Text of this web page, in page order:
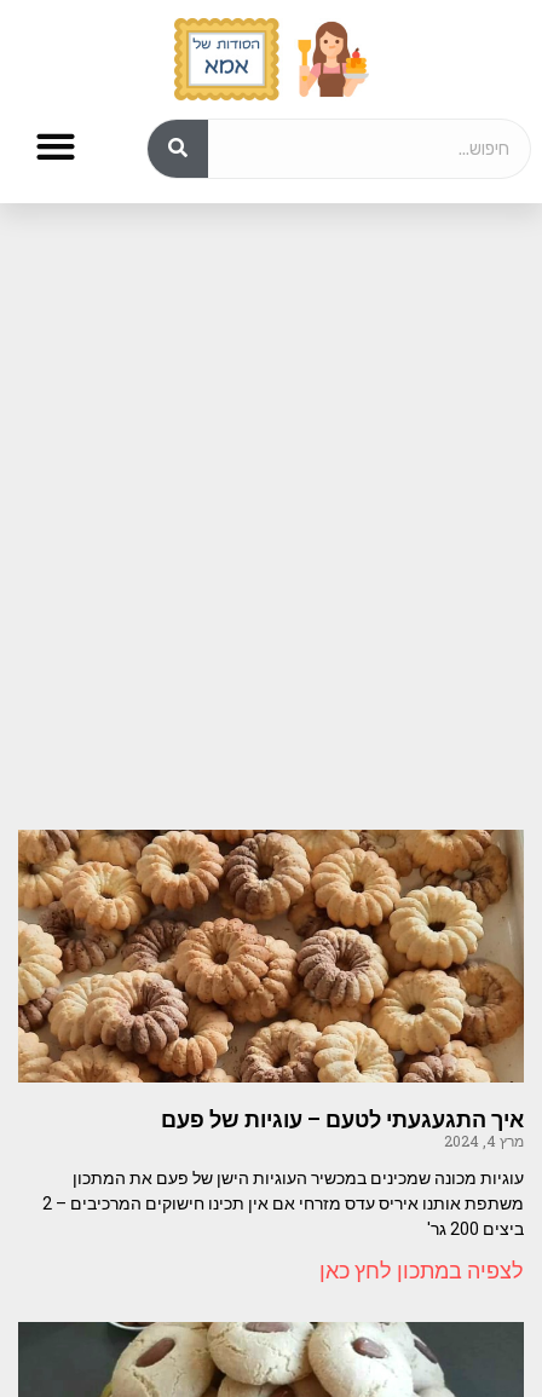
מתכונים לפורים
איך התגעגעתי לטעם – עוגיות של פעם
מרץ 4, 2024
עוגיות מכונה שמכינים במכשיר העוגיות הישן של פעם את המתכון
משתפת אותנו איריס עדס מזרחי אם אין תכינו חישוקים המרכיבים – 2
ביצים 200 גר'
לצפיה במתכון לחץ כאן